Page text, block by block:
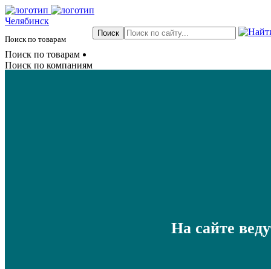
Челябинск
Поиск по товарам
Поиск по товарам
Поиск по компаниям
На сайте